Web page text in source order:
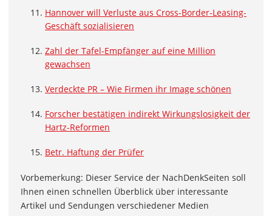
Hannover will Verluste aus Cross-Border-Leasing-
Geschäft sozialisieren
Zahl der Tafel-Empfänger auf eine Million
gewachsen
Verdeckte PR – Wie Firmen ihr Image schönen
Forscher bestätigen indirekt Wirkungslosigkeit der
Hartz-Reformen
Betr. Haftung der Prüfer
Vorbemerkung: Dieser Service der NachDenkSeiten soll
Ihnen einen schnellen Überblick über interessante
Artikel und Sendungen verschiedener Medien